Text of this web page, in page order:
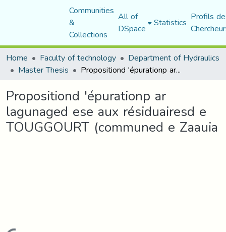
Communities
&
Collections
All of
DSpace Statistics Profils
Home
Faculty of technology Department of Hydraulics
Master Thesis Propositiond 'épurationp ar lagunaged ese aux résiduairesd e TOUGGOURT (communed e Zaauia
Propositiond 'épurationp ar
lagunaged ese aux résiduairesd e
TOUGGOURT (communed e Zaauia